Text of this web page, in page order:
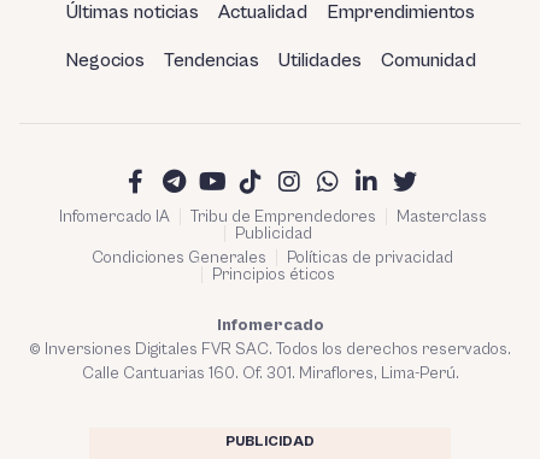
Últimas noticias Actualidad Emprendimientos
Negocios Tendencias Utilidades Comunidad
Infomercado IA Tribu de Emprendedores
Masterclass
Publicidad
Condiciones Generales
Políticas de privacidad
Principios éticos
Infomercado
© Inversiones Digitales FVR SAC. Todos los derechos reservados.
Calle Cantuarias 160. Of. 301. Miraflores, Lima-Perú.
PUBLICIDAD